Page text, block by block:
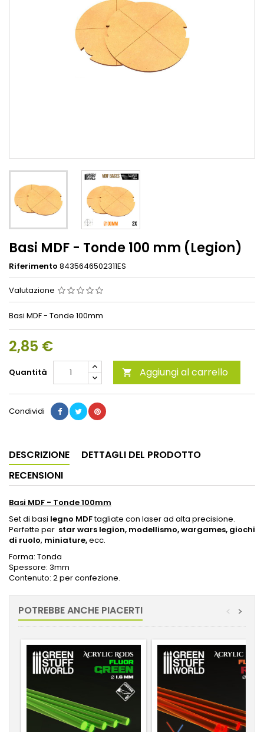
Basi MDF - Tonde 100 mm (Legion)
Riferimento 8435646502311ES
Valutazione
Basi MDF - Tonde 100mm
2,85 €
Quantità  Aggiungi al carrello
Condividi
DESCRIZIONE
DETTAGLI DEL PRODOTTO
RECENSIONI
Basi MDF - Tonde 100mm
Set di basi legno MDFtagliate con laser ad alta precisione.
Perfette per star wars legion, modellismo,wargames, giochi
di ruolo, miniature,ecc.
Forma: Tonda
Spessore: 3mm
Contenuto: 2 per confezione.
POTREBBE ANCHE PIACERTI >
<